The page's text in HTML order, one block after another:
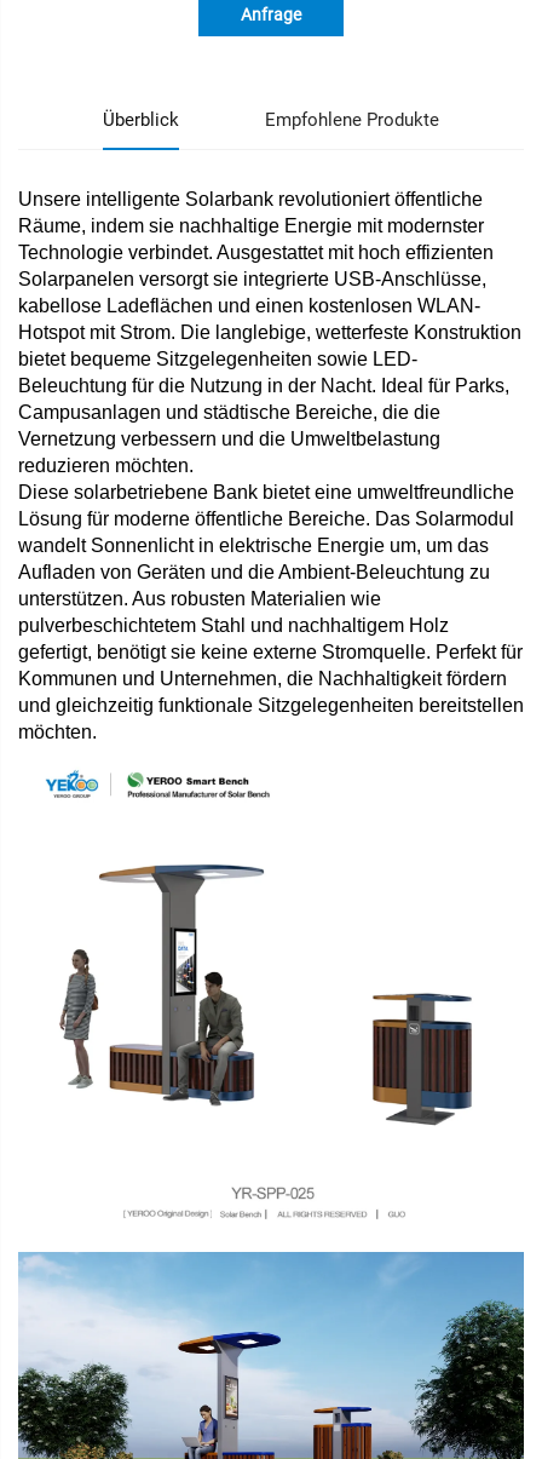
Anfrage
Überblick Empfohlene Produkte
Unsere intelligente Solarbank revolutioniert öffentliche
Räume, indem sie nachhaltige Energie mit modernster
Technologie verbindet. Ausgestattet mit hoch effizienten
Solarpanelen versorgt sie integrierte USB-Anschlüsse,
kabellose Ladeflächen und einen kostenlosen WLAN-
Hotspot mit Strom. Die langlebige, wetterfeste Konstruktion
bietet bequeme Sitzgelegenheiten sowie LED-
Beleuchtung für die Nutzung in der Nacht. Ideal für Parks,
Campusanlagen und städtische Bereiche, die die
Vernetzung verbessern und die Umweltbelastung
reduzieren möchten.
Diese solarbetriebene Bank bietet eine umweltfreundliche
Lösung für moderne öffentliche Bereiche. Das Solarmodul
wandelt Sonnenlicht in elektrische Energie um, um das
Aufladen von Geräten und die Ambient-Beleuchtung zu
unterstützen. Aus robusten Materialien wie
pulverbeschichtetem Stahl und nachhaltigem Holz
gefertigt, benötigt sie keine externe Stromquelle. Perfekt für
Kommunen und Unternehmen, die Nachhaltigkeit fördern
und gleichzeitig funktionale Sitzgelegenheiten bereitstellen
möchten.